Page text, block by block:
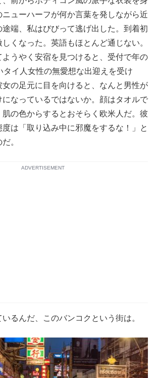
ューハーフが何か言葉を発しながら近
端、私はびびって逃げ出した。到着初
くなった。英語もほとんど通じない。
うやく安宿を見つけると、受付で年の
タイ人女性の無愛想な出迎えを受け
女の足元に目を向けると、なんと男性が
になっているではないか。顔はタオルで
の色からするとおそらく欧米人だ。彼
は「取り込み中に邪魔をするな！」と
。
ADVERTISEMENT
るんだ、このバンコクという街は。